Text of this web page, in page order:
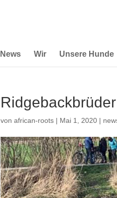
News Wir Unsere Hunde
vonafrican-roots | Mai 1, 2020 |